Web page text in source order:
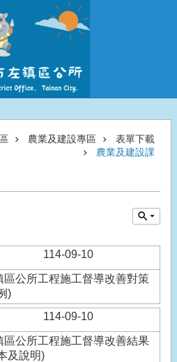
農業及建設專區
表單下載
農業及建設課
114-09-10
區公所工程施工督導改善對策
)
114-09-10
區公所工程施工督導改善結果
及說明)